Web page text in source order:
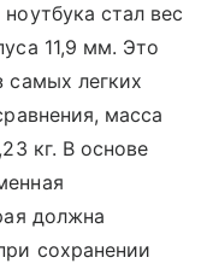
стал вес
11,9 мм. Это
самых легких
масса
кг. В основе
должна
сохранении